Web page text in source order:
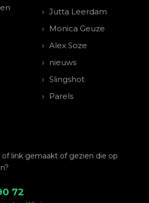
Jutta Leerdam
Monica Geuze
Alex Soze
nieuws
Slingshot
Parels
link gemaakt of gezien die op
72